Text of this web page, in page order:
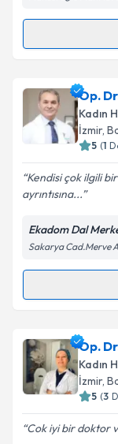
Kişisel
Metni'ni
Randevu
Doç. Dr.
takvimi
almanız için
E-posta
Kişisel
Metni'ni
Op.
Kadın
İzmir,
5 (1
Kendisi çok ilgili
ayrıntısına...
Ekadom Dal
Sakarya Cad.Merve
Randevu
Op. Dr.
oluşturun.
takvim
Op.
Kadın
İzmir,
5 (3
Cok iyi bir doktor